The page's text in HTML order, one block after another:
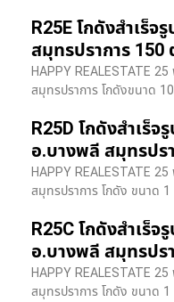
R25E โกดังสำเร็
สมุทรปราการ 150
HAPPY REALESTATE
สมุทรปราการ โกดังขนาด
R25D โกดังสำเร็จ
อ.บางพลี สมุทรปร
HAPPY REALESTATE
สมุทรปราการ โกดัง ขนาด 1
R25C โกดังสำเร็จ
อ.บางพลี สมุทรปร
HAPPY REALESTATE
สมุทรปราการ โกดัง ขนาด 1